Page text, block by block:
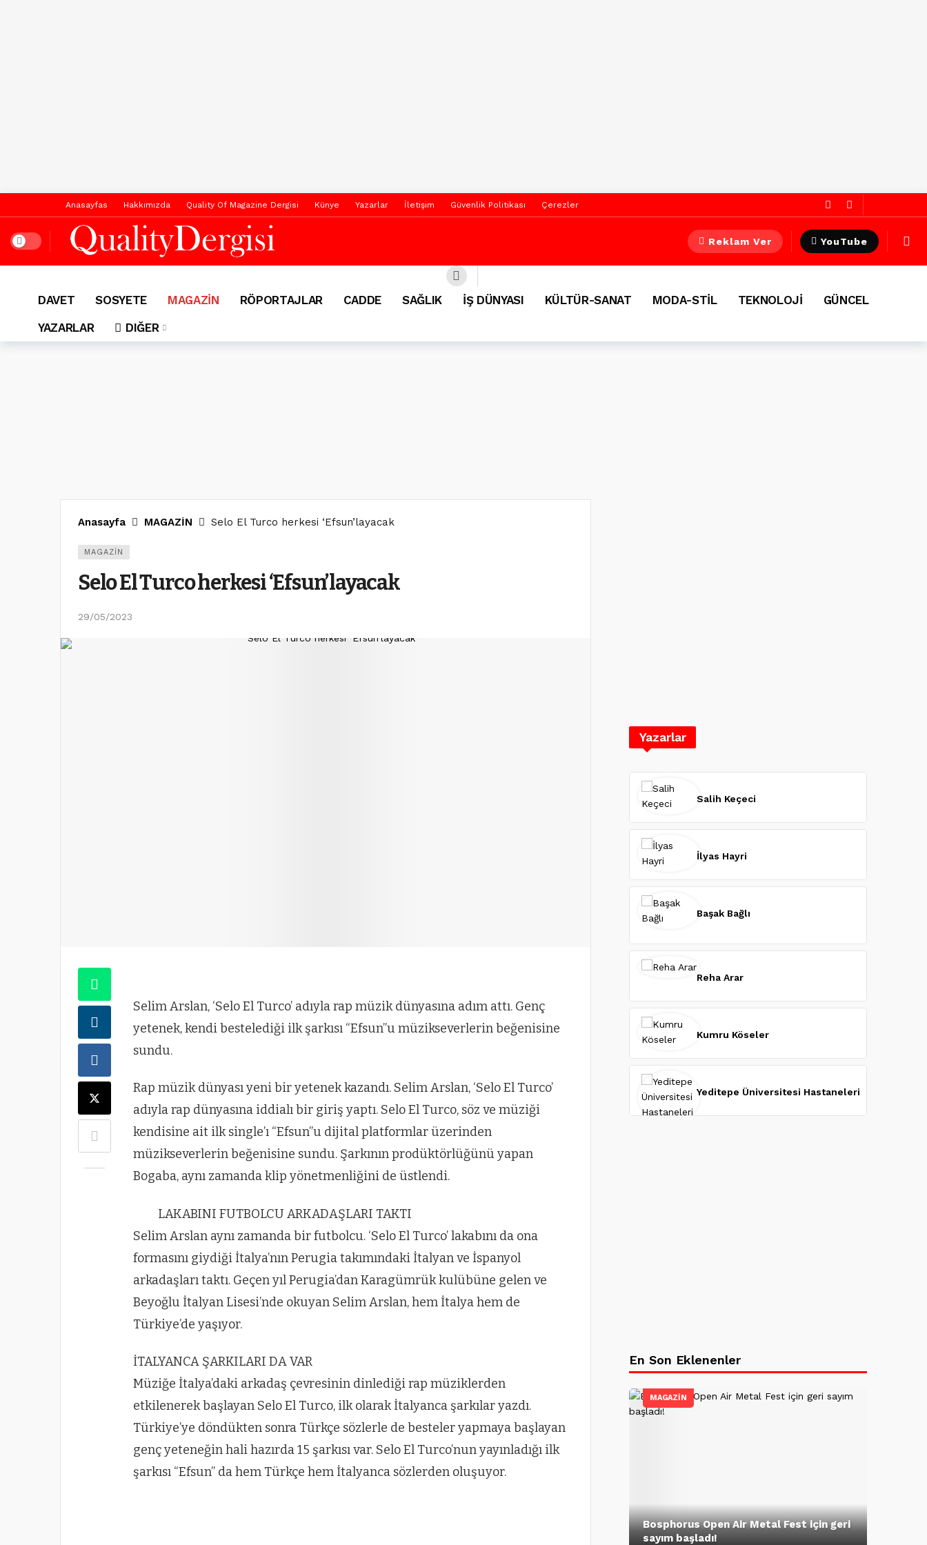
Anasayfas Hakkımızda Quality Of Magazine Dergisi Künye Yazarlar İletişim Güvenlik Politikası Çerezler
Dark mode Reklam Ver YouTube
DAVET SOSYETE MAGAZİN RÖPORTAJLAR CADDE SAĞLIK İŞ DÜNYASI KÜLTÜR-SANAT MODA-STİL TEKNOLOJİ
GÜNCEL
YAZARLAR
DIĞER
Anasayfa MAGAZİN Selo El Turco herkesi ‘Efsun’layacak
MAGAZİN
Selo El Turco herkesi ‘Efsun’layacak
29/05/2023
Selim Arslan, ‘Selo El Turco’ adıyla rap müzik dünyasına adım attı. Genç
yetenek, kendi bestelediği ilk şarkısı “Efsun”u müzikseverlerin beğenisine
sundu.
Rap müzik dünyası yeni bir yetenek kazandı. Selim Arslan, ‘Selo El Turco’
adıyla rap dünyasına iddialı bir giriş yaptı. Selo El Turco, söz ve müziği
kendisine ait ilk single’ı “Efsun”u dijital platformlar üzerinden
müzikseverlerin beğenisine sundu. Şarkının prodüktörlüğünü yapan
Bogaba, aynı zamanda klip yönetmenliğini de üstlendi.
LAKABINI FUTBOLCU ARKADAŞLARI TAKTI
Selim Arslan aynı zamanda bir futbolcu. ‘Selo El Turco’ lakabını da ona
formasını giydiği İtalya’nın Perugia takımındaki İtalyan ve İspanyol
arkadaşları taktı. Geçen yıl Perugia’dan Karagümrük kulübüne gelen ve
Beyoğlu İtalyan Lisesi’nde okuyan Selim Arslan, hem İtalya hem de
Türkiye’de yaşıyor.
İTALYANCA ŞARKILARI DA VAR
Müziğe İtalya’daki arkadaş çevresinin dinlediği rap müziklerden
etkilenerek başlayan Selo El Turco, ilk olarak İtalyanca şarkılar yazdı.
Türkiye’ye döndükten sonra Türkçe sözlerle de besteler yapmaya başlayan
genç yeteneğin hali hazırda 15 şarkısı var. Selo El Turco’nun yayınladığı ilk
şarkısı “Efsun” da hem Türkçe hem İtalyanca sözlerden oluşuyor.
Yazarlar
Salih Keçeci
İlyas Hayri
Başak Bağlı
Reha Arar
Kumru Köseler
Yeditepe Üniversitesi Hastaneleri
En Son Eklenenler
MAGAZİN
Bosphorus Open Air Metal Fest için geri
sayım başladı!